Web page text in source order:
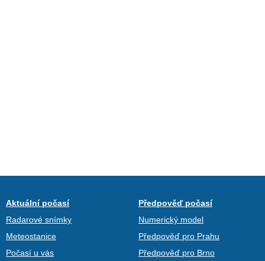
Aktuální počasí
Radarové snímky
Meteostanice
Počasí u vás
Předpověď počasí
Numerický model
Předpověď pro Prahu
Předpověď pro Brno